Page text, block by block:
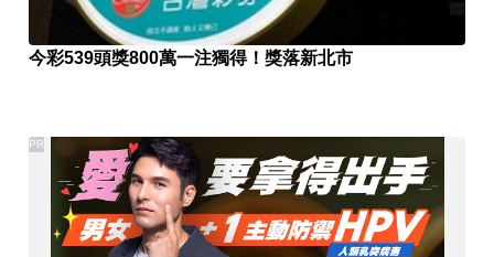
今彩539頭獎800萬一注獨得！獎落新北市
PR